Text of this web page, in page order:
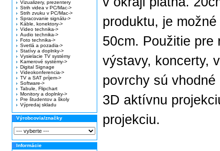
Vizualizery, prezentery
Strih videa v PC/Mac->
Strih zvuku v PC/Mac->
Spracovanie signálu->
Káble, konektory->
Video technika->
Audio technika->
Foto technika->
Svetlá a pozadia->
Statívy a doplnky->
Vysielacie TV systémy
Kamerové systémy->
Digital Signage
Videokonferencia->
TV a SAT príjem->
Software->
Tabule, Flipchart
Monitory a doplnky->
Pre študentov a školy
Výpredaj skladu
Výrobcovia/značky
Informácie
produktu, je
50cm. Použitie
výstavy, koncerty,
povrchy sú
3D aktívnu
projekciu.